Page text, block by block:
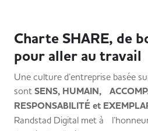
Charte SHARE, de
pour aller au travail
Une culture d’entreprise basée
sont SENS, HUMAIN,
RESPONSABILITÉ et
Randstad Digital met à